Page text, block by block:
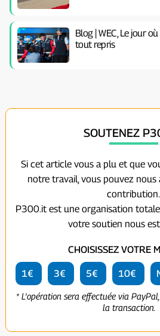
Blog | WEC, Le jour
tout repris
SOUTENEZ
Si cet article vous a plu et que
notre travail, vous pouvez
contribution.
P300.it est une organisation
votre soutien nous
CHOISISSEZ VOTRE
1€ 3€ 5€ 10€
* L'opération sera effectuée via
la transaction.